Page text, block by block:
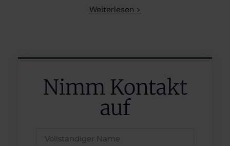
Weiterlesen >
Nimm Kontakt
auf